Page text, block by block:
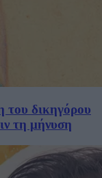
δικηγόρου
τη μήνυση